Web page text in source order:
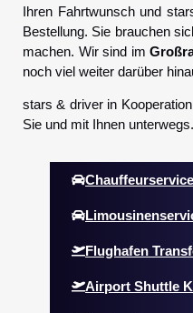
Ihren Fahrtwunsch und
Bestellung. Sie brauchen
machen. Wir sind im
noch viel weiter darüber
stars & driver in
Sie und mit Ihnen unterwegs.
Flughafen
Airport Shuttle